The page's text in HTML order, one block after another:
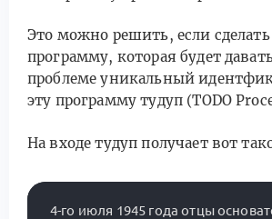
Это можно решить, если
программу, которая будет
проблеме уникальный
эту программу тудуп (TODO
На входе тудуп получает вот
4-го июля 1945 года отцы